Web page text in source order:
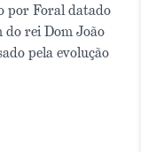
por Foral datado
do rei Dom João
pela evolução